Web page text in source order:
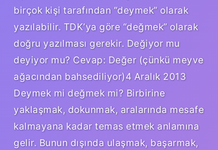
birçok kişi tarafından “deymek” olarak
yazılabilir. TDK’ya göre “değmek” olarak
doğru yazılması gerekir. Değiyor mu
deyiyor mu? Cevap: Değer (çünkü meyve
ağacından bahsediliyor)4 Aralık 2013
Deymek mi değmek mi? Birbirine
yaklaşmak, dokunmak, aralarında mesafe
kalmayana kadar temas etmek anlamına
gelir. Bunun dışında ulaşmak, başarmak,